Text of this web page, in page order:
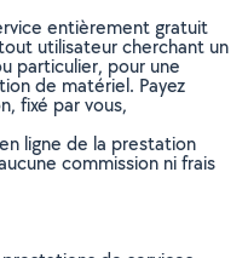
entièrement gratuit
utilisateur cherchant un
particulier, pour une
de matériel. Payez
fixé par vous,
ligne de la prestation
commission ni frais